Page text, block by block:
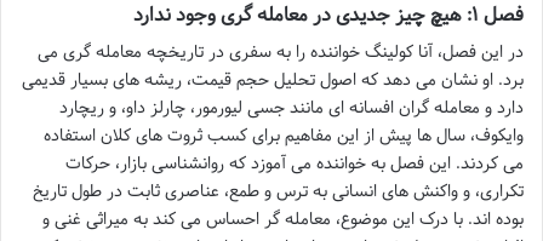
فصل ۱: هیچ چیز جدیدی در معامله گری وجود ندارد
در این فصل، آنا کولینگ خواننده را به سفری در تاریخچه معامله گری می
برد. او نشان می دهد که اصول تحلیل حجم قیمت، ریشه های بسیار قدیمی
دارد و معامله گران افسانه ای مانند جسی لیورمور، چارلز داو، و ریچارد
وایکوف، سال ها پیش از این مفاهیم برای کسب ثروت های کلان استفاده
می کردند. این فصل به خواننده می آموزد که روانشناسی بازار، حرکات
تکراری، و واکنش های انسانی به ترس و طمع، عناصری ثابت در طول تاریخ
بوده اند. با درک این موضوع، معامله گر احساس می کند به میراثی غنی و